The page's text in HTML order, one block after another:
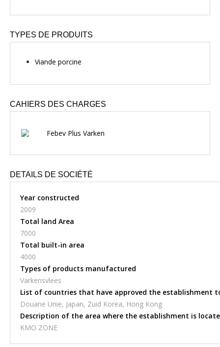
TYPES DE PRODUITS
Viande porcine
CAHIERS DES CHARGES
Febev Plus Varken
DETAILS DE SOCIÉTÉ
Year constructed
2009
Total land Area
7000
Total built-in area
4000
Types of products manufactured
Varkensvlees
List of countries that have approved the establishment
Douane Unie, Japan, Zuid Korea, Hong Kong
Description of the area where the establishment is
KMO ZONE